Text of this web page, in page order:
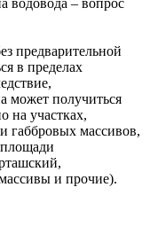
водовода – вопрос
предварительной
в пределах
может получиться
на участках,
габбровых массивов,
и прочие).